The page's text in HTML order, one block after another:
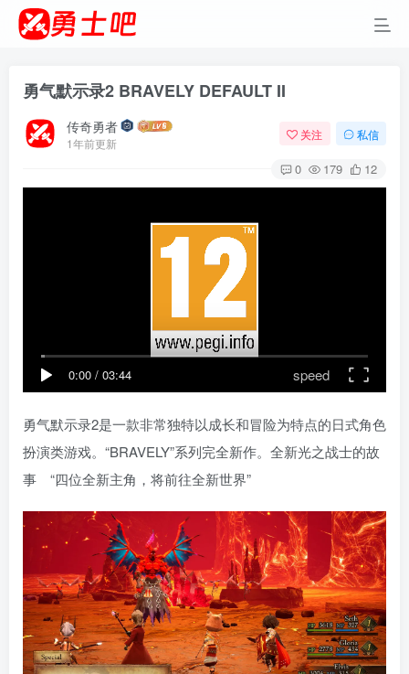
勇气默示录2 BRAVELY DEFAULT II
传奇勇者
1年前更新
关注 私信
0 179 12
0:00 / 03:44 speed
勇气默示录2是一款非常独特以成长和冒险为特点的日式角色
扮演类游戏。“BRAVELY”系列完全新作。全新光之战士的故
事 “四位全新主角，将前往全新世界”